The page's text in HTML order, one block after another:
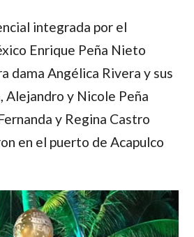
integrada por el
Enrique Peña Nieto
damaAngélica Rivera y sus
,Alejandro y Nicole Peña
y Regina Castro
en el puerto de Acapulco